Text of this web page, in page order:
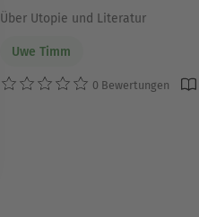
Über Utopie und Literatur
Uwe Timm
0 Bewertungen